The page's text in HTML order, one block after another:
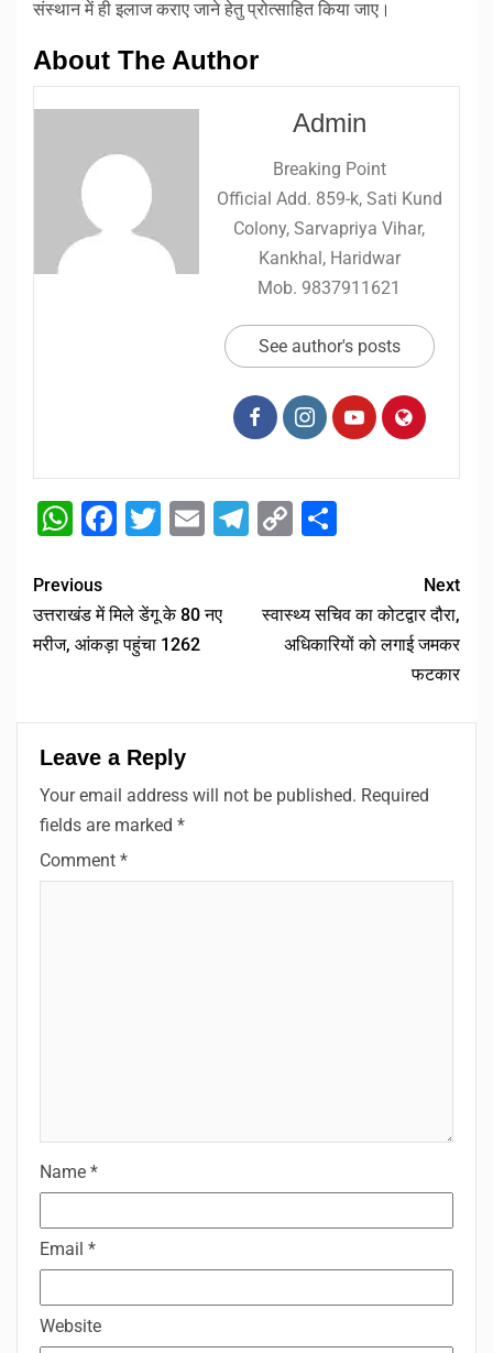
संस्थान में ही इलाज कराए जाने हेतु प्रोत्साहित किया जाए।
About The Author
Admin
Breaking Point
Official Add. 859-k, Sati Kund
Colony, Sarvapriya Vihar,
Kankhal, Haridwar
Mob. 9837911621
See author's posts
WhatsApp
Facebook
Twitter
EmailTelegram
Copy
Previous
उत्तराखंड में मिले डेंगू के 80 नए
मरीज, आंकड़ा पहुंचा 1262
Next
स्वास्थ्य सचिव का कोटद्वार दौरा,
अधिकारियों को लगाई जमकर
फटकार
Leave a Reply
Your email address will not be published. Required
fields are marked *
Comment *
Name *
Email *
Website